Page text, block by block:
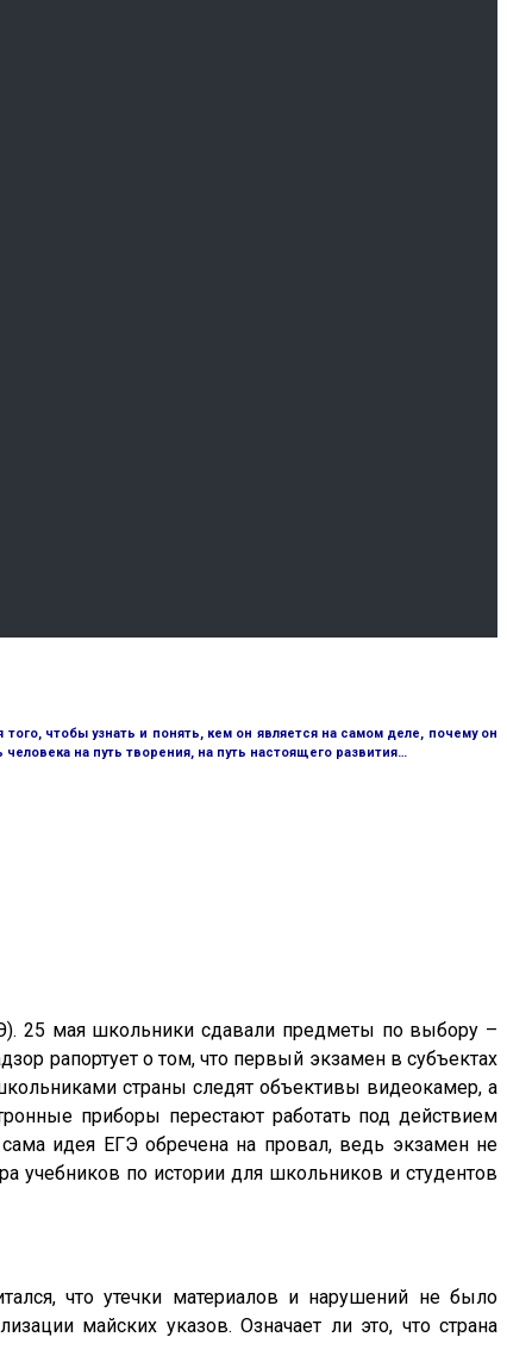
чтобы узнать и понять, кем он является на самом деле, почему он
на путь творения, на путь настоящего развития…
25 мая школьники сдавали предметы по выбору –
рапортует о том, что первый экзамен в субъектах
страны следят объективы видеокамер, а
приборы перестают работать под действием
идея ЕГЭ обречена на провал, ведь экзамен не
учебников по истории для школьников и студентов
что утечки материалов и нарушений не было
майских указов. Означает ли это, что страна